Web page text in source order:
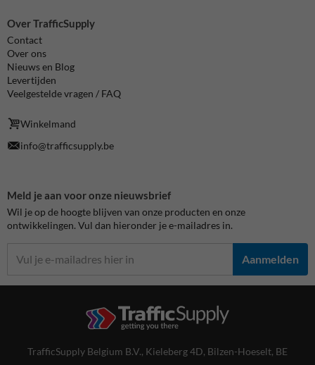
Over TrafficSupply
Contact
Over ons
Nieuws en Blog
Levertijden
Veelgestelde vragen / FAQ
Winkelmand
info@trafficsupply.be
Meld je aan voor onze nieuwsbrief
Wil je op de hoogte blijven van onze producten en onze
ontwikkelingen. Vul dan hieronder je e-mailadres in.
Aanmelden
TrafficSupply Belgium B.V., Kieleberg 4D, Bilzen-Hoeselt, BE